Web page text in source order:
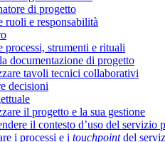
di progetto
ruoli e responsabilità
processi, strumenti e rituali
documentazione di progetto
tavoli tecnici collaborativi
decisioni
il progetto e la sua gestione
il contesto d’uso del servizio
i processi e i touchpointdel